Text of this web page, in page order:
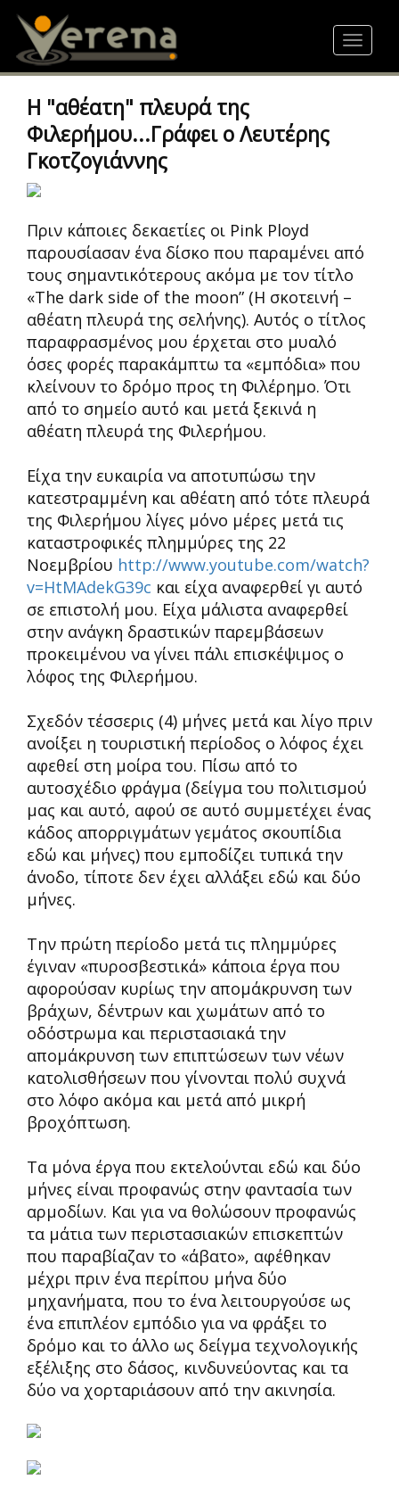
content
Toggle
H "αθέατη" πλευρά της
Φιλερήμου...Γράφει ο Λευτέρης
Γκοτζογιάννης
Πριν κάποιες δεκαετίες οι Pink Ployd
παρουσίασαν ένα δίσκο που παραμένει από
τους σημαντικότερους ακόμα με τον τίτλο
«The dark side of the moon” (Η σκοτεινή –
αθέατη πλευρά της σελήνης). Αυτός ο τίτλος
παραφρασμένος μου έρχεται στο μυαλό
όσες φορές παρακάμπτω τα «εμπόδια» που
κλείνουν το δρόμο προς τη Φιλέρημο. Ότι
από το σημείο αυτό και μετά ξεκινά η
αθέατη πλευρά της Φιλερήμου.
Είχα την ευκαιρία να αποτυπώσω την
κατεστραμμένη και αθέατη από τότε πλευρά
της Φιλερήμου λίγες μόνο μέρες μετά τις
καταστροφικές πλημμύρες της 22
Νοεμβρίου http://www.youtube.com/watch?
v=HtMAdekG39c και είχα αναφερθεί γι αυτό
σε επιστολή μου. Είχα μάλιστα αναφερθεί
στην ανάγκη δραστικών παρεμβάσεων
προκειμένου να γίνει πάλι επισκέψιμος ο
λόφος της Φιλερήμου.
Σχεδόν τέσσερις (4) μήνες μετά και λίγο πριν
ανοίξει η τουριστική περίοδος ο λόφος έχει
αφεθεί στη μοίρα του. Πίσω από το
αυτοσχέδιο φράγμα (δείγμα του πολιτισμού
μας και αυτό, αφού σε αυτό συμμετέχει ένας
κάδος απορριγμάτων γεμάτος σκουπίδια
εδώ και μήνες) που εμποδίζει τυπικά την
άνοδο, τίποτε δεν έχει αλλάξει εδώ και δύο
μήνες.
Την πρώτη περίοδο μετά τις πλημμύρες
έγιναν «πυροσβεστικά» κάποια έργα που
αφορούσαν κυρίως την απομάκρυνση των
βράχων, δέντρων και χωμάτων από το
οδόστρωμα και περιστασιακά την
απομάκρυνση των επιπτώσεων των νέων
κατολισθήσεων που γίνονται πολύ συχνά
στο λόφο ακόμα και μετά από μικρή
βροχόπτωση.
Τα μόνα έργα που εκτελούνται εδώ και δύο
μήνες είναι προφανώς στην φαντασία των
αρμοδίων. Και για να θολώσουν προφανώς
τα μάτια των περιστασιακών επισκεπτών
που παραβίαζαν το «άβατο», αφέθηκαν
μέχρι πριν ένα περίπου μήνα δύο
μηχανήματα, που το ένα λειτουργούσε ως
ένα επιπλέον εμπόδιο για να φράξει το
δρόμο και το άλλο ως δείγμα τεχνολογικής
εξέλιξης στο δάσος, κινδυνεύοντας και τα
δύο να χορταριάσουν από την ακινησία.